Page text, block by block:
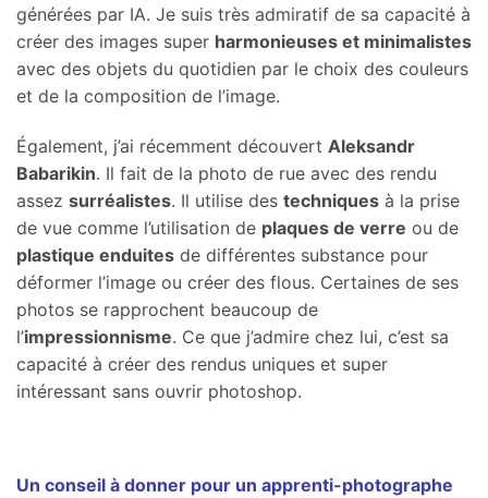
générées par IA. Je suis très admiratif de sa capacité à
créer des images super harmonieuses et minimalistes
avec des objets du quotidien par le choix des couleurs
et de la composition de l’image.
Également, j’ai récemment découvert Aleksandr
Babarikin. Il fait de la photo de rue avec des rendu
assez surréalistes. Il utilise des techniques à la prise
de vue comme l’utilisation de plaques de verre ou de
plastique enduites de différentes substance pour
déformer l’image ou créer des flous. Certaines de ses
photos se rapprochent beaucoup de
l’impressionnisme. Ce que j’admire chez lui, c’est sa
capacité à créer des rendus uniques et super
intéressant sans ouvrir photoshop.
Un conseil à donner pour un apprenti-photographe